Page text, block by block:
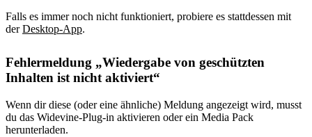
Falls es immer noch nicht funktioniert, probiere es stattdessen mit
derDesktop-App.
Fehlermeldung „Wiedergabe von geschützten
Inhalten ist nicht aktiviert“
Wenn dir diese (oder eine ähnliche) Meldung angezeigt wird, musst
du das Widevine-Plug-in aktivieren oder ein Media Pack
herunterladen.